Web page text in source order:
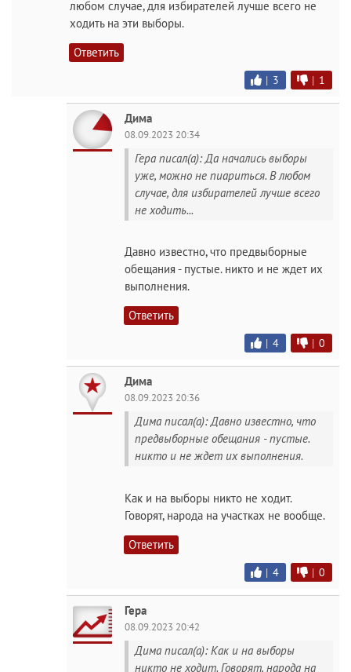
любом случае, для избирателей лучше всего не
ходить на эти выборы.
Ответить
| 3 | 1
Дима
08.09.2023 20:34
Гера писал(а): Да начались выборы
уже, можно не пиариться. В любом
случае, для избирателей лучше всего
не ходить...
Давно известно, что предвыборные
обещания - пустые. никто и не ждет их
выполнения.
Ответить
| 4 | 0
Дима
08.09.2023 20:36
Дима писал(а): Давно известно, что
предвыборные обещания - пустые.
никто и не ждет их выполнения.
Как и на выборы никто не ходит.
Говорят, народа на участках не вообще.
Ответить
| 4 | 0
Гера
08.09.2023 20:42
Дима писал(а): Как и на выборы
никто не ходит. Говорят, народа на